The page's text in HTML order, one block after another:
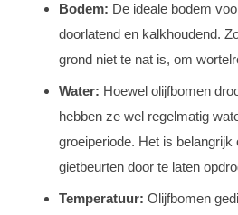
Bodem: De ideale bodem
doorlatend en kalkhoudend.
grond niet te nat is, om
Water: Hoewel olijfbomen
hebben ze wel regelmatig
groeiperiode. Het is
gietbeurten door te laten
Temperatuur: Olijfbomen